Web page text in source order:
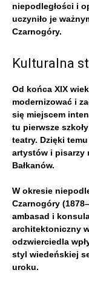
niepodległości i
uczyniło je
Czarnogóry.
Kulturalna
Od końca XIX
modernizować i
się miejscem
tu pierwsze
teatry. Dzięki
artystów i pisarzy
Bałkanów.
W okresie
Czarnogóry
ambasad i
architektoniczny
odzwierciedla
styl wiedeńskiej
uroku.